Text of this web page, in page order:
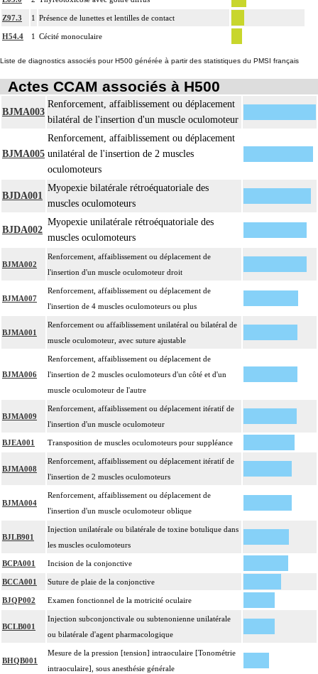
Z97.3 1 Présence de lunettes et lentilles de contact
H54.4 1 Cécité monoculaire
Liste de diagnostics associés pour H500 générée à partir des statistiques du PMSI français
Actes CCAM associés à H500
BJMA003
Renforcement, affaiblissement ou déplacement
bilatéral de l'insertion d'un muscle oculomoteur
BJMA005
Renforcement, affaiblissement ou déplacement
unilatéral de l'insertion de 2 muscles
oculomoteurs
BJDA001
Myopexie bilatérale rétroéquatoriale des
muscles oculomoteurs
BJDA002
Myopexie unilatérale rétroéquatoriale des
muscles oculomoteurs
BJMA002
Renforcement, affaiblissement ou déplacement de
l'insertion d'un muscle oculomoteur droit
BJMA007
Renforcement, affaiblissement ou déplacement de
l'insertion de 4 muscles oculomoteurs ou plus
BJMA001
Renforcement ou affaiblissement unilatéral ou bilatéral de
muscle oculomoteur, avec suture ajustable
BJMA006
Renforcement, affaiblissement ou déplacement de
l'insertion de 2 muscles oculomoteurs d'un côté et d'un
muscle oculomoteur de l'autre
BJMA009
Renforcement, affaiblissement ou déplacement itératif de
l'insertion d'un muscle oculomoteur
BJEA001 Transposition de muscles oculomoteurs pour suppléance
BJMA008
Renforcement, affaiblissement ou déplacement itératif de
l'insertion de 2 muscles oculomoteurs
BJMA004
Renforcement, affaiblissement ou déplacement de
l'insertion d'un muscle oculomoteur oblique
BJLB901
Injection unilatérale ou bilatérale de toxine botulique dans
les muscles oculomoteurs
BCPA001 Incision de la conjonctive
BCCA001 Suture de plaie de la conjonctive
BJQP002 Examen fonctionnel de la motricité oculaire
BCLB001
Injection subconjonctivale ou subtenonienne unilatérale
ou bilatérale d'agent pharmacologique
BHQB001
Mesure de la pression [tension] intraoculaire [Tonométrie
intraoculaire], sous anesthésie générale